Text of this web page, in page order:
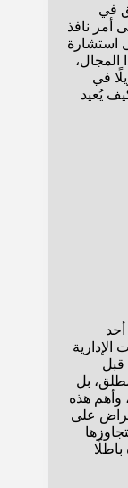
في
أمر نافذ
استشارة
المجال،
في
يُعيد
الإدارية
بل
هذه
على